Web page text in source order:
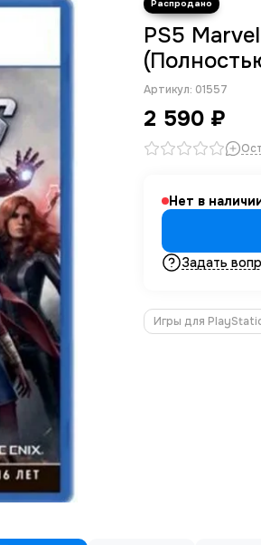
PS5
Артикул: 01557
2 590 ₽
Нет в
Задать
Игры для